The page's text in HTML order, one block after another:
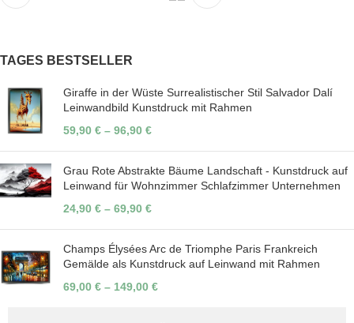
TAGES BESTSELLER
Giraffe in der Wüste Surrealistischer Stil Salvador Dalí
Leinwandbild Kunstdruck mit Rahmen
59,90 € – 96,90 €
Grau Rote Abstrakte Bäume Landschaft - Kunstdruck auf
Leinwand für Wohnzimmer Schlafzimmer Unternehmen
24,90 € – 69,90 €
Champs Élysées Arc de Triomphe Paris Frankreich
Gemälde als Kunstdruck auf Leinwand mit Rahmen
69,00 € – 149,00 €